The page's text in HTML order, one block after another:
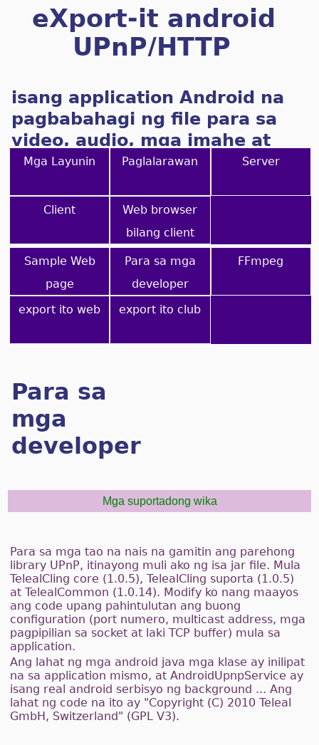
eXport-it android
UPnP/HTTP
isang application Android na
pagbabahagi ng file para sa
video, audio, mga imahe at
ebooks
Mga Layunin Paglalarawan Server
Client
Web browser
bilang client
Sample Web
page
Para sa mga
developer
FFmpeg
export ito web export ito club
Para sa
mga
developer
Mga suportadong wika
Para sa mga tao na nais na gamitin ang parehong
library UPnP, itinayong muli ako ng isa jar file. Mula
TelealCling core (1.0.5), TelealCling suporta (1.0.5)
at TelealCommon (1.0.14). Modify ko nang maayos
ang code upang pahintulutan ang buong
configuration (port numero, multicast address, mga
pagpipilian sa socket at laki TCP buffer) mula sa
application.
Ang lahat ng mga android java mga klase ay inilipat
na sa application mismo, at AndroidUpnpService ay
isang real android serbisyo ng background ... Ang
lahat ng code na ito ay "Copyright (C) 2010 Teleal
GmbH, Switzerland" (GPL V3).